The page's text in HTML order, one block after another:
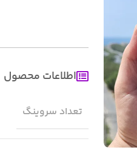
اطلاعات محصول
تعداد سروینگ